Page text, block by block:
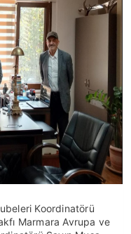
Koordinatörü
Marmara Avrupa ve